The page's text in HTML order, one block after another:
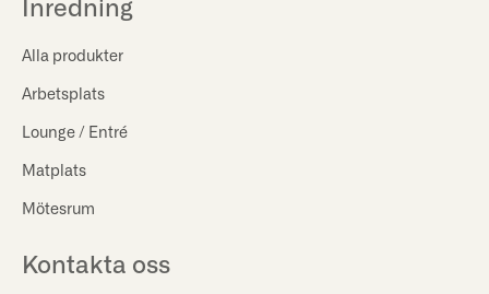
Inredning
Alla produkter
Arbetsplats
Lounge / Entré
Matplats
Mötesrum
Kontakta oss